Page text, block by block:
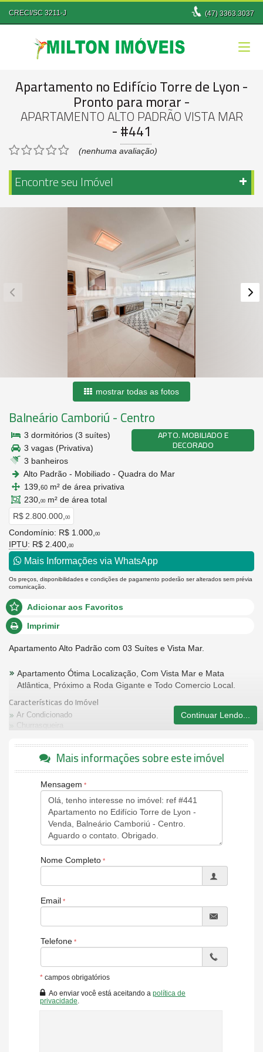
CRECI/SC 3211-J (47)3363.3037
Apartamento no Edifício Torre de Lyon-
Pronto para morar-
APARTAMENTO ALTO PADRÃO VISTA MAR
-#441
(nenhuma avaliação)
Encontre seu Imóvel
mostrar todas as fotos
Balneário Camboriú-Centro
APTO. MOBILIADO E
DECORADO
3 dormitórios (3 suítes)
3 vagas (Privativa)
3 banheiros
Alto Padrão - Mobiliado - Quadra do Mar
139, 60 m² de área privativa
230, 00 m² de área total
R$ 2.800.000, 00
Condomínio: R$ 1.000, 00
IPTU: R$ 2.400, 00
Mais Informações via WhatsApp
Os preços, disponibilidades e condições de pagamento poderão ser alterados sem prévia
comunicação.
Adicionar aos Favoritos
Imprimir
Apartamento Alto Padrão com 03 Suítes e Vista Mar.
Apartamento Ótima Localização, Com Vista Mar e Mata
Atlântica, Próximo a Roda Gigante e Todo Comercio Local.
Características do Imóvel
Ar Condicionado
Churrasqueira
Piso Laminado
Piso Porcelanato
Decorado
Acabamento em Gesso
Móveis Planejados
Área de Serviço
Sacada com Churrasqueira
Sala de Jantar
Espaço Gourmet
Características do Empreendimento
Sala de Jogos
Salão de Festas
Cinema
Piscina
Continuar Lendo...
Mais informações sobre este imóvel
Mensagem
Nome Completo
Email
Telefone
* campos obrigatórios
Ao enviar você está aceitando a política de
privacidade